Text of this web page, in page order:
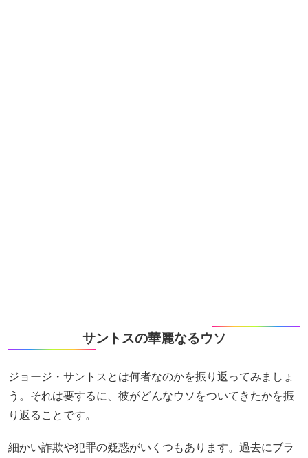
サントスの華麗なるウソ
ジョージ・サントスとは何者なのかを振り返ってみましょ
う。それは要するに、彼がどんなウソをついてきたかを振
り返ることです。
細かい詐欺や犯罪の疑惑がいくつもあります。過去にブラ